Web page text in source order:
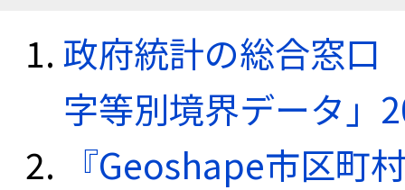
政府統計の総合窓口
字等別境界データ」
『Geoshape市区町